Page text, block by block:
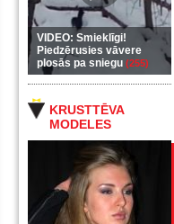
VIDEO: Smieklīgi!
Piedzērusies vāvere
plosās pa sniegu (255)
KRUSTTĒVA
MODELES